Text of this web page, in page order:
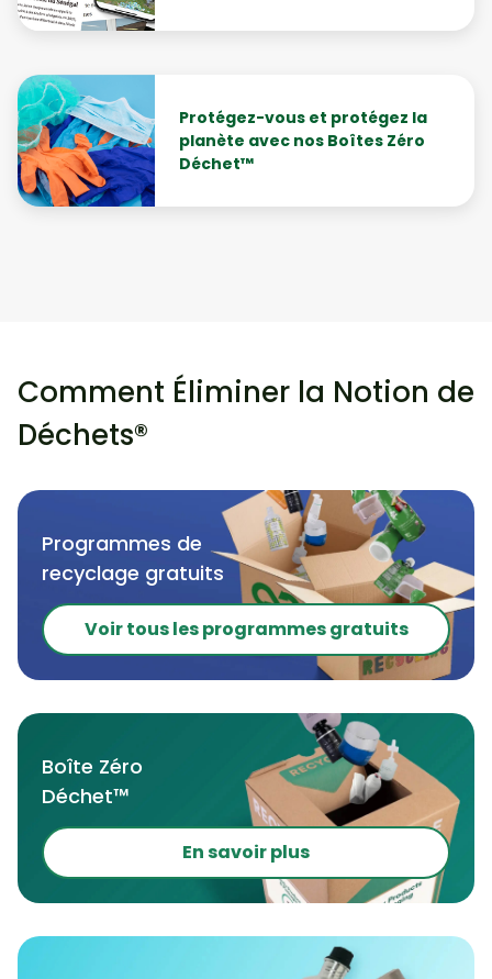
Protégez-vous et protégez la
planète avec nos Boîtes Zéro
Déchet™
Comment Éliminer la Notion de
Déchets®
Programmes de
recyclage gratuits
Voir tous les programmes gratuits
Boîte Zéro
Déchet™
En savoir plus